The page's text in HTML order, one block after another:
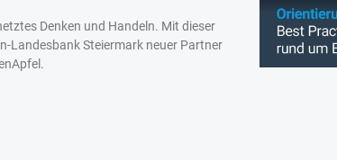
Denken und Handeln. Mit dieser
Landesbank Steiermark neuer Partner